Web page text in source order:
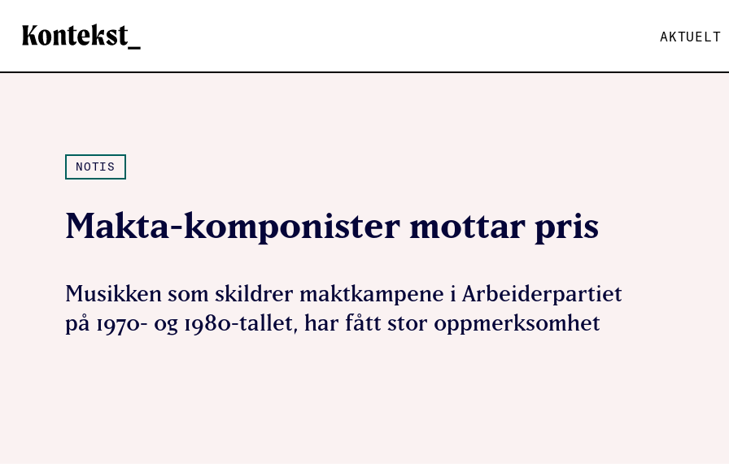
Kontekst AKTUELT
NOTIS
Makta-komponister mottar pris
Musikken som skildrer maktkampene i Arbeiderpartiet
på 1970- og 1980-tallet, har fått stor oppmerksomhet